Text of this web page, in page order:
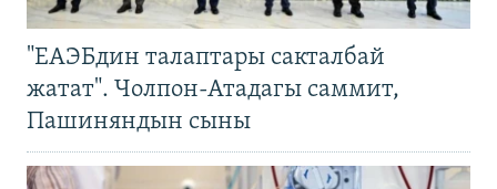
"ЕАЭБдин талаптары сакталбай
жатат". Чолпон-Атадагы саммит,
Пашиняндын сыны